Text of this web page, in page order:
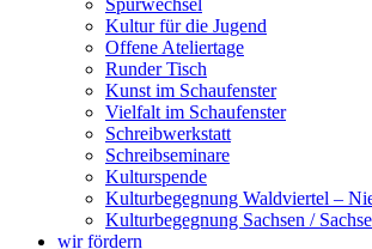
Kultur für die Jugend
Offene Ateliertage
Runder Tisch
Kunst im Schaufenster
Vielfalt im Schaufenster
Schreibwerkstatt
Schreibseminare
Kulturspende
Kulturbegegnung Waldviertel –
Kulturbegegnung Sachsen /
wir fördern